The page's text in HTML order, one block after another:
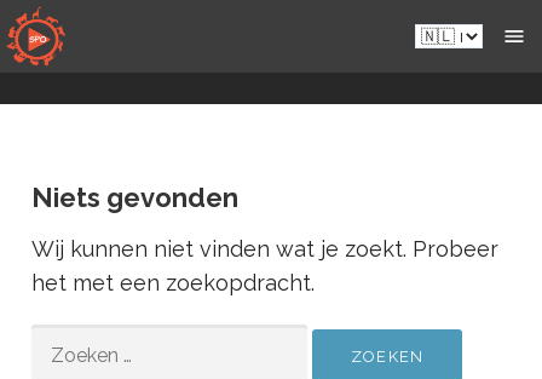
Naar
inhoud
gaan
Nl.sportsmansparadiseonline.com
Niets gevonden
Wij kunnen niet vinden wat je zoekt. Probeer
het met een zoekopdracht.
NAAR: